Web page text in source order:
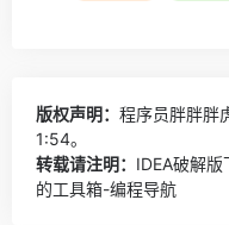
版权声明： 程序员胖胖胖
1:54。
转载请注明： IDEA破解
的工具箱-编程导航